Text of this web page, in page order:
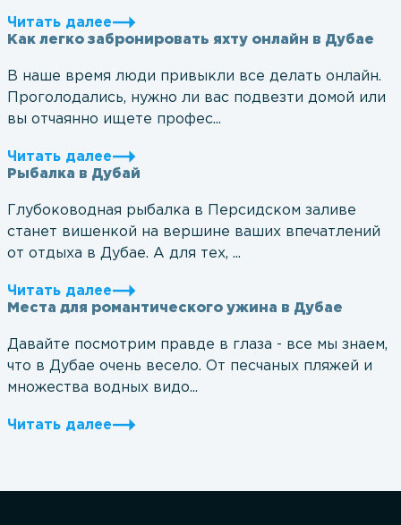
Читать далее
Как легко забронировать яхту онлайн в Дубае
В наше время люди привыкли все делать онлайн.
Проголодались, нужно ли вас подвезти домой или
вы отчаянно ищете профес...
Читать далее
Рыбалка в Дубай
Глубоководная рыбалка в Персидском заливе
станет вишенкой на вершине ваших впечатлений
от отдыха в Дубае. А для тех, ...
Читать далее
Места для романтического ужина в Дубае
Давайте посмотрим правде в глаза - все мы знаем,
что в Дубае очень весело. От песчаных пляжей и
множества водных видо...
Читать далее